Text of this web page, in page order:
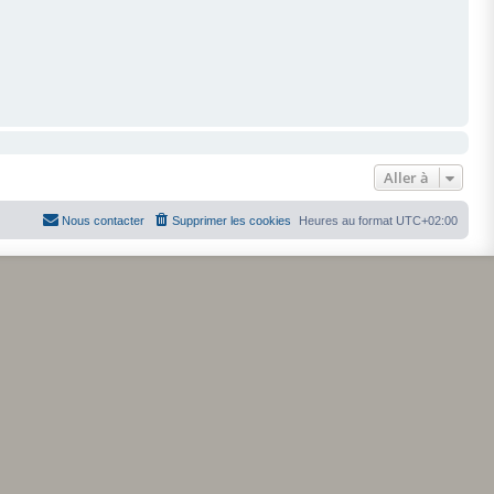
Aller à
Heures au format UTC+02:00
Supprimer les cookies
Nous contacter